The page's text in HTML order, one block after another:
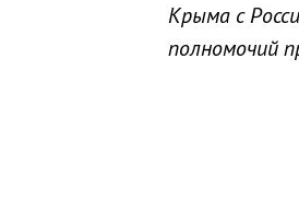
Крыма с
полномочий